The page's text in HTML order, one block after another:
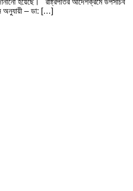
হয়েছে। রাষ্ট্রপতির আদেশক্রমে উপসচিব
অনুযায়ী – ডা: […]